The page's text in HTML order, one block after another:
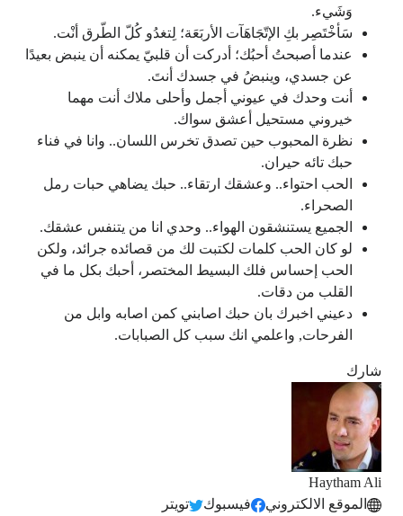
وَشَيء.
سَأخْتَصِر بكِ الإتّجَاهَآت الأربَعَة؛ لِتغدُو كُلّ الطّرق أنْت.
عندما أصبحتُ أحبُك؛ أدركت أن قلبيّ يمكنه أن ينبض بعيدًا
عن جسدي، وينبضُ في جسدك أنتَ.
أنت وحدك في عيوني أجمل وأحلى ملاك أنت مهما
خيروني مستحيل أعشق سواك.
نظرة المحبوب حين تصدق تخرس اللسان.. وانا في فناء
حبك تائه حيران.
الحب احتواء.. وعشقك ارتقاء.. حبك يضاهي حبات رمل
الصحراء.
الجميع يستنشقون الهواء.. وحدي انا من يتنفس عشقك.
لو كان الحب كلمات لكتبت لك من قصائده جرائد، ولكن
الحب إحساس فلك البسيط المختصر، أحبك بكل ما في
القلب من دقات.
دعيني اخبرك بان حبك اصابني كمن اصابه وابل من
الفرحات, واعلمي انك سبب كل الصبابات.
شارك
Haytham Ali
الموقع الالكتروني
فيسبوك
تويتر